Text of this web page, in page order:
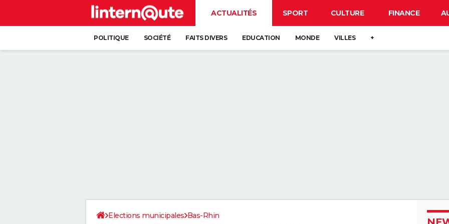
ACTUALITÉS SPORT CULTURE FINANCE
POLITIQUE SOCIÉTÉ FAITS DIVERS EDUCATION MONDE VILLES +
Elections municipales Bas-Rhin